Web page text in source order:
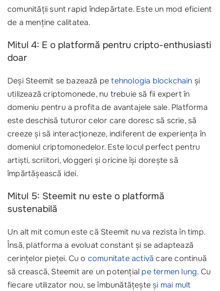
comunității sunt rapid îndepărtate. Este un mod eficient
de a menține calitatea.
Mitul 4: E o platformă pentru cripto-enthusiasti
doar
Deși Steemit se bazează petehnologia blockchain și
utilizează criptomonede, nu trebuie să fii expert în
domeniu pentru a profita de avantajele sale. Platforma
este deschisă tuturor celor care doresc să scrie, să
creeze și să interacționeze, indiferent de experiența în
domeniul criptomonedelor. Este locul perfect pentru
artiști, scriitori, vloggeri și oricine își dorește să
împărtășească idei.
Mitul 5: Steemit nu este o platformă
sustenabilă
Un alt mit comun este că Steemit nu va rezista în timp.
Însă, platforma a evoluat constant și se adaptează
cerințelor pieței. Cu o comunitate activă care continuă
să crească, Steemit are un potențial pe termen lung. Cu
fiecare utilizator nou, se îmbunătățeșteși mai mult